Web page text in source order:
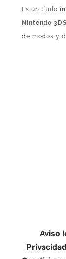
Es un título
Nintendo 3DS
de modos y
Aviso
Privacidad